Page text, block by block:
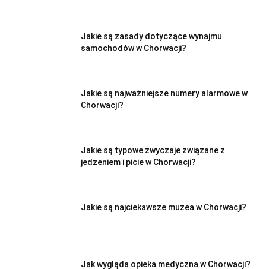
Jakie są zasady dotyczące wynajmu
samochodów w Chorwacji?
Jakie są najważniejsze numery alarmowe w
Chorwacji?
Jakie są typowe zwyczaje związane z
jedzeniem i picie w Chorwacji?
Jakie są najciekawsze muzea w Chorwacji?
Jak wygląda opieka medyczna w Chorwacji?